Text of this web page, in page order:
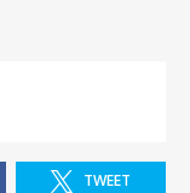
TWEET